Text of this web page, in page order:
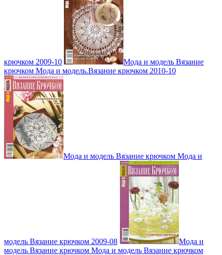
крючком 2009-10
Мода и модель Вязание
крючком Мода и модель.Вязание крючком 2010-10
Мода и модель Вязание крючком Мода и
модель Вязание крючком 2009-08
Мода и
модель Вязание крючком Мода и модель Вязание крючком